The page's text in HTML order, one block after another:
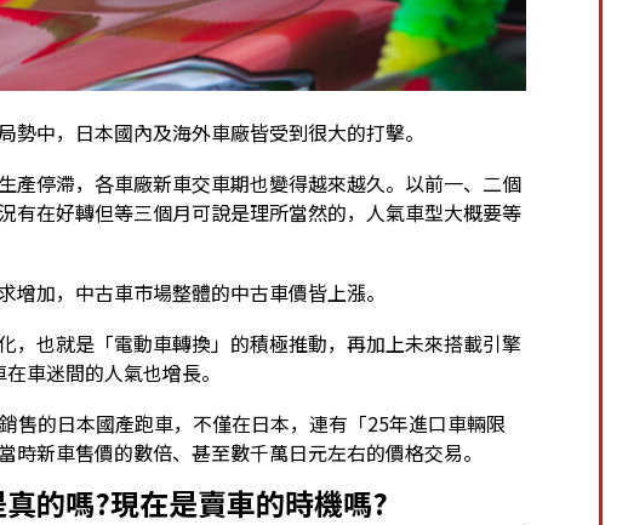
中，日本國內及海外車廠皆受到很大的打擊。
產停滯，各車廠新車交車期也變得越來越久。以前一、二個
有在好轉但等三個月可說是理所當然的，人氣車型大概要等
加，中古車市場整體的中古車價皆上漲。
，也就是「電動車轉換」的積極推動，再加上未來搭載引擎
車迷間的人氣也增長。
售的日本國產跑車，不僅在日本，連有「25年進口車輛限
新車售價的數倍、甚至數千萬日元左右的價格交易。
的嗎?現在是賣車的時機嗎?